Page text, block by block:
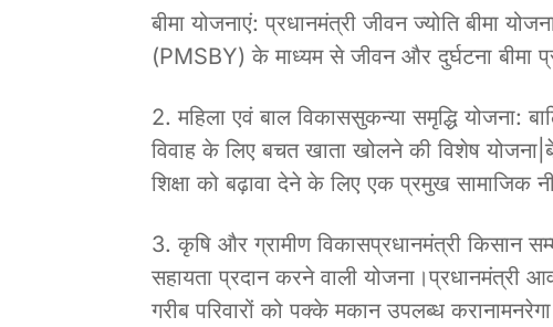
बीमा योजनाएं: प्रधानमंत्री जीवन ज्योति बीमा
(PMSBY) के माध्यम से जीवन और दुर्घटना बीमा
2. महिला एवं बाल विकाससुकन्या समृद्धि योजना:
विवाह के लिए बचत खाता खोलने की विशेष
शिक्षा को बढ़ावा देने के लिए एक प्रमुख सामाजिक
3. कृषि और ग्रामीण विकासप्रधानमंत्री किसान
सहायता प्रदान करने वाली योजना।प्रधानमंत्री
गरीब परिवारों को पक्के मकान उपलब्ध